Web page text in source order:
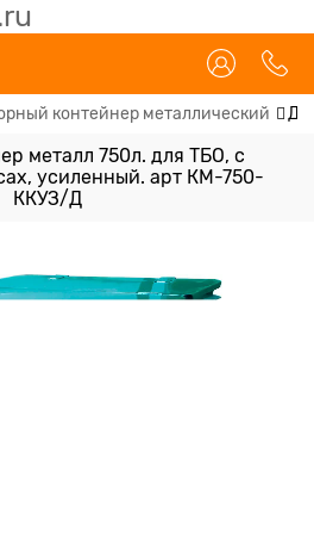
контейнер металлический
металл 750л. для ТБО, с
усиленный. арт КМ-750-
ККУЗ/Д